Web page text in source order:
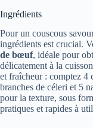
Ingrédients
Pour un couscous
ingrédients est crucial.
de bœuf, idéale pour
délicatement à la
et fraîcheur : comptez 4
branches de céleri et 5
pour la texture, sous
pratiques et rapides à